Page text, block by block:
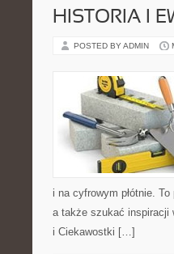
HISTORIA I
POSTED BY ADMIN
i na cyfrowym płótnie.
a także szukać inspiracji
i Ciekawostki […]